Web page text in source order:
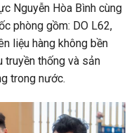
Nguyễn Hòa Bình cùng
phòng gồm: DO L62,
liệu hàng không bền
truyền thống và sản
trong nước.